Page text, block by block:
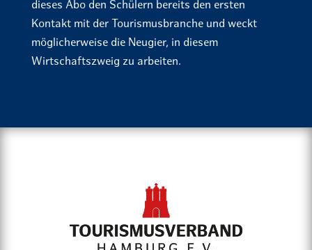
dieses Abo den Schülern bereits den ersten
Kontakt mit der Tourismusbranche und weckt
möglicherweise die Neugier, in diesem
Wirtschaftszweig zu arbeiten.